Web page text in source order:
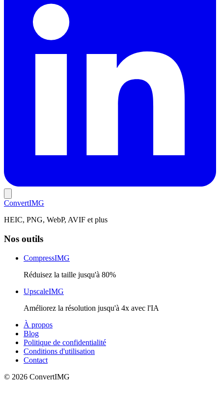
ConvertIMG
HEIC, PNG, WebP, AVIF et plus
Nos outils
CompressIMG
Réduisez la taille jusqu'à 80%
UpscaleIMG
Améliorez la résolution jusqu'à 4x avec l'IA
À propos
Blog
Politique de confidentialité
Conditions d'utilisation
Contact
© 2026 ConvertIMG